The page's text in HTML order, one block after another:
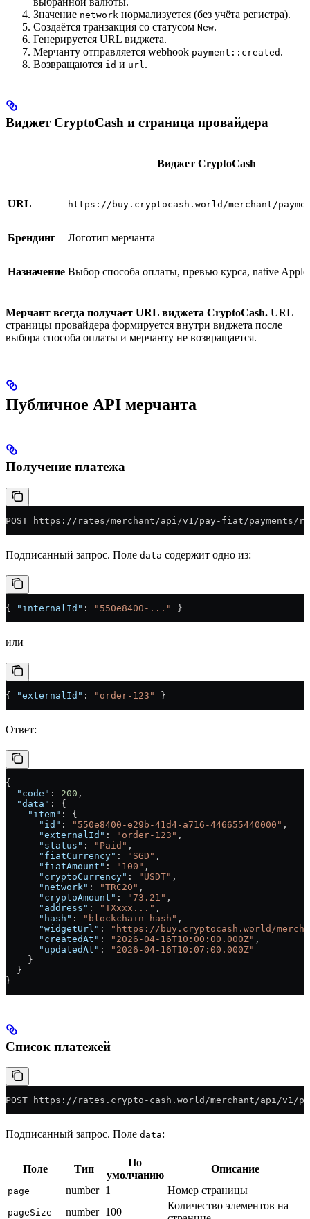
Значение network нормализуется (без учёта регистра).
Создаётся транзакция со статусом New.
Генерируется URL виджета.
Мерчанту отправляется webhook payment::created .
Возвращаются id и url .
Виджет CryptoCash и страница провайдера
Виджет CryptoCash
URL https://buy.cryptocash.world/merchant/
Брендинг Логотип мерчанта
Назначение Выбор способа оплаты, превью курса, native Apple
Мерчант всегда получает URL виджета CryptoCash. URL
страницы провайдера формируется внутри виджета после
выбора способа оплаты и мерчанту не возвращается.
Публичное API мерчанта
Получение платежа
POST https://rates/merchant/api/v1/pay-fiat/payments/
Подписанный запрос. Поле data содержит одно из:
{ "internalId" : "550e8400-..." }
или
{ "externalId" : "order-123" }
Ответ:
{
  "code"
: 200 ,
  "data"
: {
    "item"
: {
      "id"
: "550e8400-e29b-41d4-a716-446655440000" ,
      "externalId"
: "order-123" ,
      "status"
: "Paid" ,
      "fiatCurrency"
: "SGD" ,
      "fiatAmount"
: "100" ,
      "cryptoCurrency"
: "USDT" ,
      "network"
: "TRC20" ,
      "cryptoAmount"
: "73.21" ,
      "address"
: "TXxxx..." ,
      "hash"
: "blockchain-hash" ,
      "widgetUrl"
:
"https://buy.cryptocash.world/
      "createdAt"
: "2026-04-16T10:00:00.000Z" ,
      "updatedAt"
:
"2026-04-16T10:07:00.000Z"
    }
  }
}
Список платежей
POST https://rates.crypto-cash.world/merchant/api/v1/
Подписанный запрос. Поле data:
Поле Тип
По
умолчанию
Описание
page number 1 Номер страницы
pageSize number 100
Количество элементов на